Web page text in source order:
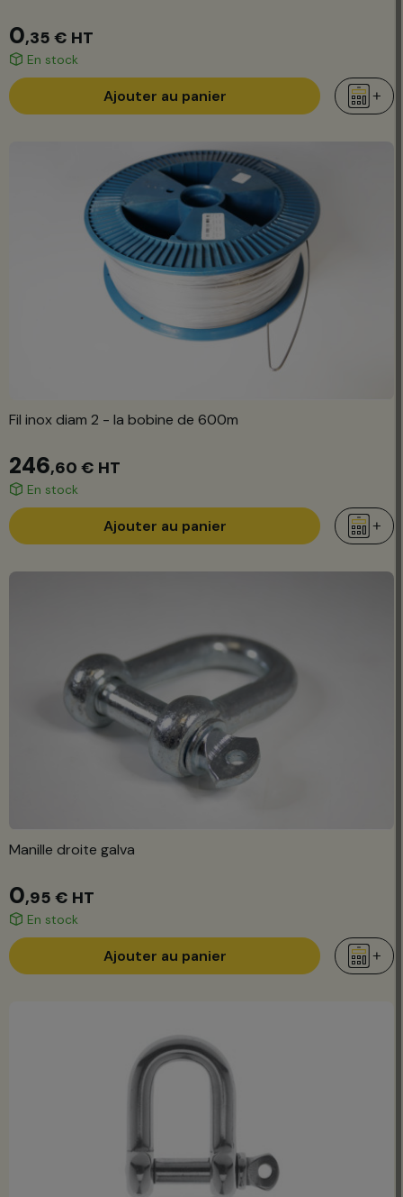
0,35 € HT
En stock
Ajouter au panier
Fil inox diam 2 - la bobine de 600m
246,60 € HT
En stock
Ajouter au panier
Manille droite galva
0,95 € HT
En stock
Ajouter au panier